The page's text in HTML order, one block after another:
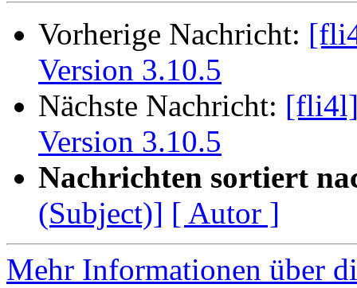
Vorherige Nachricht:
Version 3.10.5
Nächste Nachricht: [fli4l]
Version 3.10.5
Nachrichten sortiert
(Subject)] [ Autor ]
Mehr Informationen über